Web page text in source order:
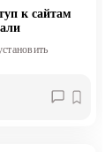
к сайтам